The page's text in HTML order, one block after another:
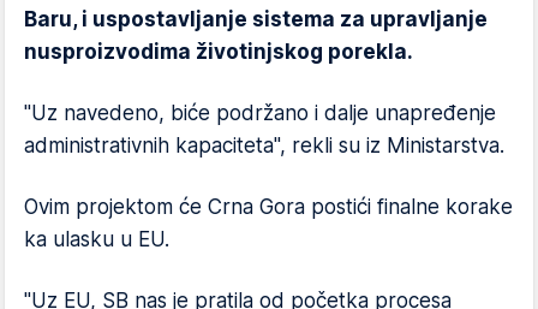
Baru, i uspostavljanje sistema za upravljanje
nusproizvodima životinjskog porekla.
"Uz navedeno, biće podržano i dalje unapređenje
administrativnih kapaciteta", rekli su iz Ministarstva.
Ovim projektom će Crna Gora postići finalne korake
ka ulasku u EU.
"Uz EU, SB nas je pratila od početka procesa